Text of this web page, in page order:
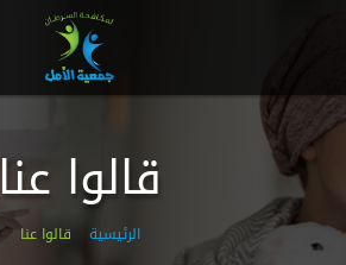
قالوا عنا
الرئيسية قالوا عنا